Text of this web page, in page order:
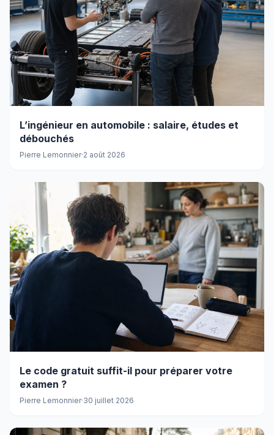
L’ingénieur en automobile : salaire, études et
débouchés
Pierre Lemonnier·2 août 2026
Le code gratuit suffit-il pour préparer votre
examen ?
Pierre Lemonnier·30 juillet 2026